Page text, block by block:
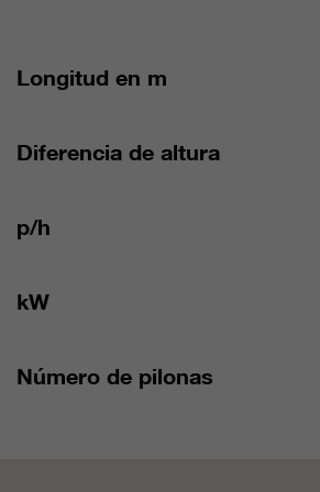
Longitud en m
Diferencia de altura
p/h
kW
Número de pilonas